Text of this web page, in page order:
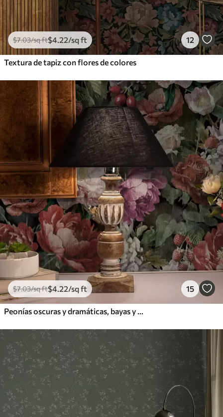
$7.03/sq ft$4.22/sq ft 12
Textura de tapiz con flores de colores
$7.03/sq ft$4.22/sq ft 15
Peonías oscuras y dramáticas, bayas y mariposa sobre fondo negro